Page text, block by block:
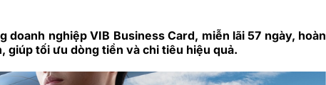
doanh nghiệp VIB Business Card, miễn lãi 57 ngày, hoàn
giúp tối ưu dòng tiền và chi tiêu hiệu quả.